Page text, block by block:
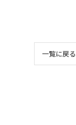
一覧に戻る